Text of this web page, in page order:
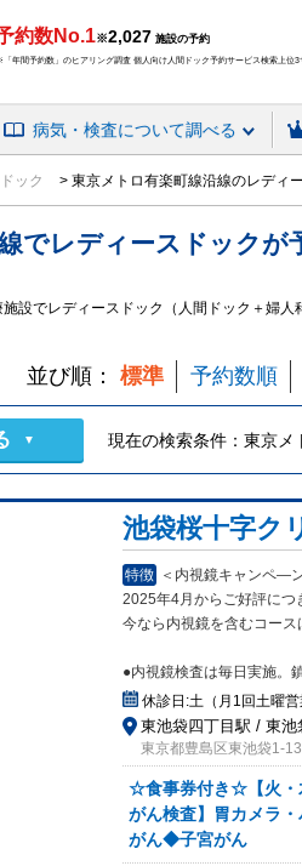
約数No.1※2,027 施設の予約
「年間予約数」のヒアリング調査 個人向け人間ドック予約サービス検索上位
病気・検査について調べる
ック 東京メトロ有楽町線沿線のレディ
でレディースドックが
設でレディースドック（人間ドック＋婦
並び順： 標準 予約数順
▼ 現在の検索条件： 東京メ
池袋桜十字ク
特徴 ＜内視鏡キャンペ―
2025年4月からご好評につ
今な ら内視鏡を含むコー
●内視鏡検査は毎日実施。
休診日:土（月1回土曜
東池袋四丁目駅 / 東池
東京都豊島区東池袋1-
☆食事券付き☆【火・
がん検査】胃カメラ
がん◆子宮がん